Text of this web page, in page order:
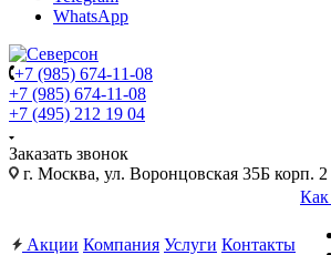
WhatsApp
+7 (985) 674-11-08
+7 (985) 674-11-08
+7 (495) 212 19 04
Заказать звонок
г. Москва, ул. Воронцовская 35Б корп. 2
Акции Компания Услуги Контакты
Как